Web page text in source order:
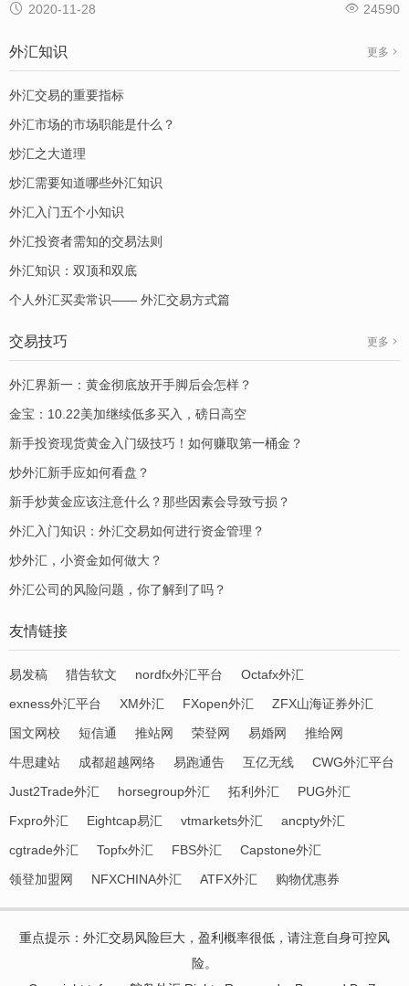
 2020-11-28  24590
外汇知识 更多
外汇交易的重要指标
外汇市场的市场职能是什么？
炒汇之大道理
炒汇需要知道哪些外汇知识
外汇入门五个小知识
外汇投资者需知的交易法则
外汇知识：双顶和双底
个人外汇买卖常识—— 外汇交易方式篇
交易技巧 更多
外汇界新一：黄金彻底放开手脚后会怎样？
金宝：10.22美加继续低多买入，磅日高空
新手投资现货黄金入门级技巧！如何赚取第一桶金？
炒外汇新手应如何看盘？
新手炒黄金应该注意什么？那些因素会导致亏损？
外汇入门知识：外汇交易如何进行资金管理？
炒外汇，小资金如何做大？
外汇公司的风险问题，你了解到了吗？
友情链接
易发稿 猎告软文 nordfx外汇平台
Octafx外汇
exness外汇平台
XM外汇 FXopen外汇
ZFX山海证券外汇
国文网校
短信通 推站网 荣登网 易婚网
推给网
牛思建站
成都超越网络 易跑通告 互亿无线
CWG外汇平台
Just2Trade外汇
horsegroup外汇 拓利外汇
PUG外汇
Fxpro外汇
Eightcap易汇 vtmarkets外汇
ancpty外汇
cgtrade外汇
Topfx外汇 FBS外汇
Capstone外汇
领登加盟网
NFXCHINA外汇 ATFX外汇 购物优惠券
重点提示：外汇交易风险巨大，盈利概率很低，请注意自身可控风
险。